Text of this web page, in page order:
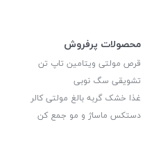
محصولات پرفروش
قرص مولتی ویتامین تاپ تن
تشویقی سگ نوبی
غذا خشک گربه بالغ مولتی کالر
دستکس ماساژ و مو جمع کن